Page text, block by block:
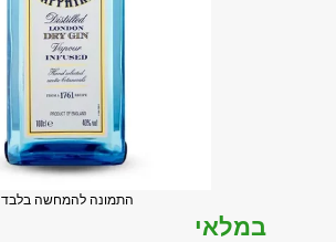
התמונה להמחשה בלבד
במלאי